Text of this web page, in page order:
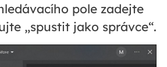
pole zadejte
„spustit jako správce“.